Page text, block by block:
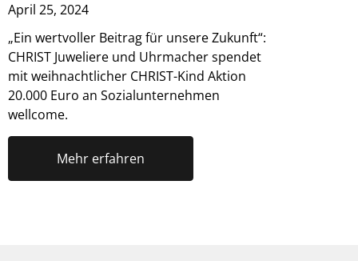
April 25, 2024
„Ein wertvoller Beitrag für unsere Zukunft“:
CHRIST Juweliere und Uhrmacher spendet
mit weihnachtlicher CHRIST-Kind Aktion
20.000 Euro an Sozialunternehmen
wellcome.
Mehr erfahren